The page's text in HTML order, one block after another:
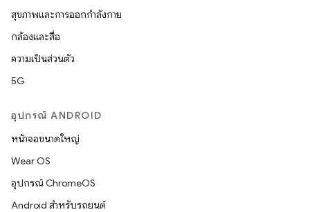
สุขภาพและการออกกำลังกาย
กล้องและสื่อ
ความเป็นส่วนตัว
5G
อุปกรณ์ ANDROID
หน้าจอขนาดใหญ่
Wear OS
อุปกรณ์ ChromeOS
Android สำหรับรถยนต์